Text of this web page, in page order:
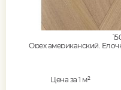
Орех американский,
Цена за 1 м²